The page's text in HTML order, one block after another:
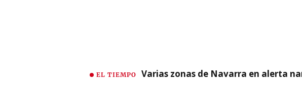
EL TIEMPO Varias zonas de Navarra en alerta